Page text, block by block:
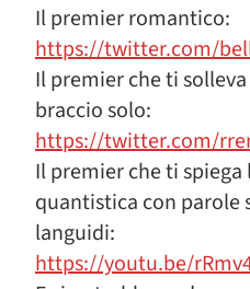
Il premier romantico:
https://twitter.com/
Il premier che ti
braccio solo:
https://twitter.com/
Il premier che ti spiega
quantistica con parole
languidi:
https://youtu.be/